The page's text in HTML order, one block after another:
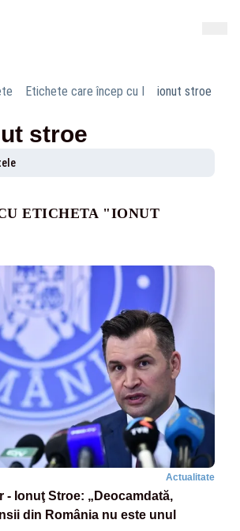
Etichete care încep cu I ionut stroe
stroe
ETICHETA "IONUT
Actualitate
- Ionuţ Stroe: „Deocamdată,
din România nu este unul